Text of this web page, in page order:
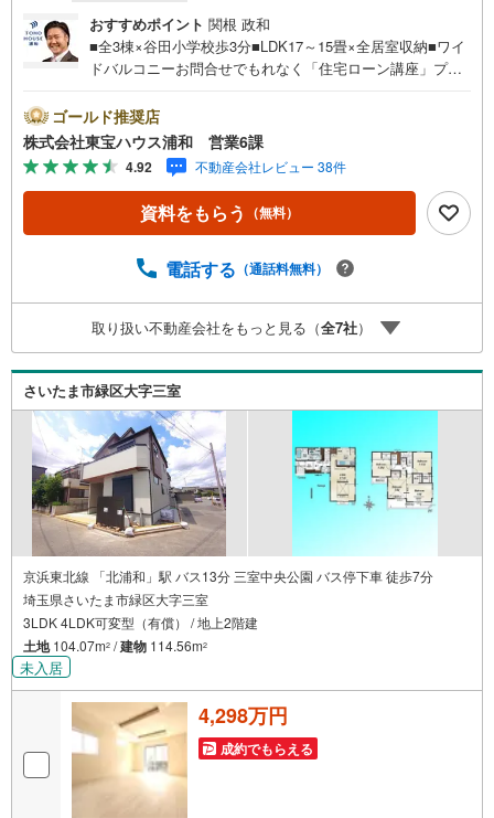
おすすめポイント 関根 政和
■全3棟×谷田小学校歩3分■LDK17～15畳×全居室収納■ワイ
ドバルコニーお問合せでもれなく「住宅ローン講座」プレ
帯はお電話でのお問い合わせがスムーズにご案内できます
ぜひお気軽にご連絡下さい！東宝ハウスライフソリューシ
ョンズグループ 東宝ハウス浦和 特別提携金利〔一例〕
東宝ハウス浦和の住宅ローン■変動金利全期間引下げプラン
⇒住宅ローン金利優遇割の最大適用《0.89％》と某信用金
庫金利1.275％の比較借入金4000万円返済期間35年の総返
があります）◇TOHO HOUSE CLUBで生涯の安心をお届け
ンニング、かけつけサポート、Club Offプレミアムなど多彩
なサービスがございます
ゴールド推奨店
株式会社東宝ハウス浦和 営業6課
4.92 不動産会社レビュー 38件
資料をもらう （無料）
電話する （通話料無料）
取り扱い不動産会社をもっと見る（全7社）
さいたま市緑区大字三室
京浜東北線 「北浦和」駅 バス13分 三室中央公園 バス停下車 徒歩7分
埼玉県さいたま市緑区大字三室
3LDK 4LDK可変型（有償） / 地上2階建
土地104.07m2 /建物 114.56m2
未入居
4,298万円
成約でもらえる